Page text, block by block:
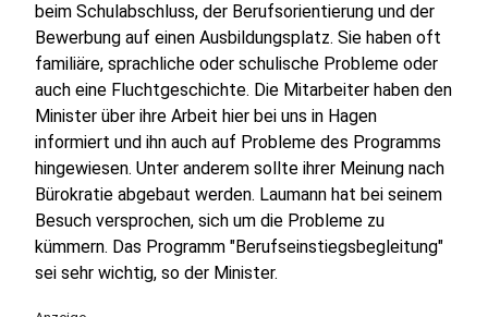
beim Schulabschluss, der Berufsorientierung und der
Bewerbung auf einen Ausbildungsplatz. Sie haben oft
familiäre, sprachliche oder schulische Probleme oder
auch eine Fluchtgeschichte. Die Mitarbeiter haben den
Minister über ihre Arbeit hier bei uns in Hagen
informiert und ihn auch auf Probleme des Programms
hingewiesen. Unter anderem sollte ihrer Meinung nach
Bürokratie abgebaut werden. Laumann hat bei seinem
Besuch versprochen, sich um die Probleme zu
kümmern. Das Programm "Berufseinstiegsbegleitung"
sei sehr wichtig, so der Minister.